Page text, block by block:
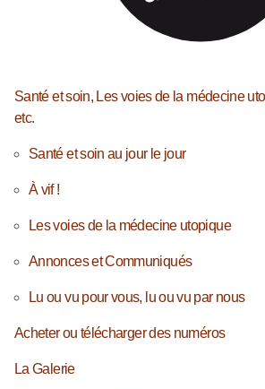
Santé et soin, Les voies de la médecine
etc.
Santé et soin au jour le jour
À vif !
Les voies de la médecine utopique
Annonces et Communiqués
Lu ou vu pour vous, lu ou vu par nous
Acheter ou télécharger des numéros
La Galerie